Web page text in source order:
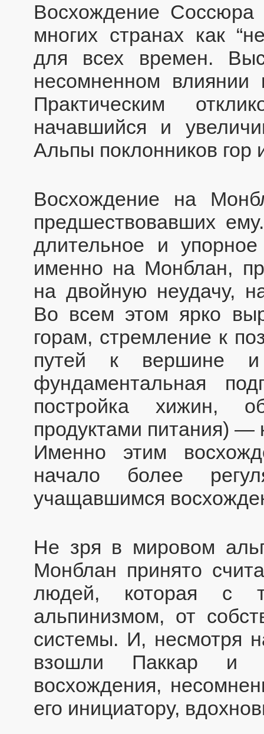
Восхождение Соссюра
многих странах как
для всех времен.
несомненном влиянии
Практическим
начавшийся и
Альпы поклонников гор
Восхождение на
предшествовавших
длительное и
именно на Монблан,
на двойную неудачу,
Во всем этом ярко
горам, стремление к
путей к вершине и
фундаментальная
постройка хижин,
продуктами питания) —
Именно этим
начало более
учащавшимся
Не зря в мировом
Монблан принято
людей, которая с
альпинизмом, от
системы. И, несмотря
взошли Паккар и
восхождения,
его инициатору,